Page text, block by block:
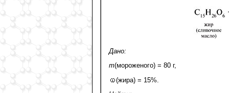
Дано:
m(мороженого) = 80 г,
(жира) = 15%.